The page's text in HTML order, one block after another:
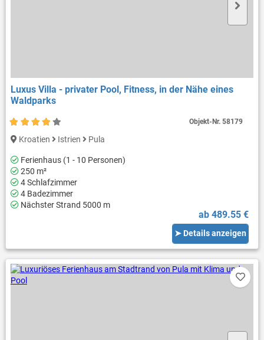
Luxus Villa - privater Pool, Fitness, in der Nähe eines
Waldparks
Kroatien Istrien Pula
Ferienhaus (1 - 10 Personen)
250 m²
4 Schlafzimmer
4 Badezimmer
Nächster Strand 5000 m
ab 489.55 €
➤ Details anzeigen
Objekt-Nr.58179